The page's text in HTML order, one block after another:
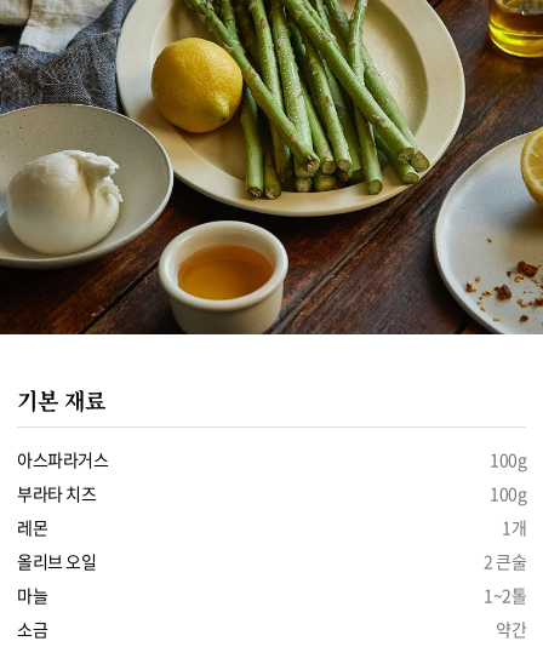
기본 재료
아스파라거스
100g
부라타 치즈
100g
레몬
1개
올리브 오일
2 큰술
마늘
1~2톨
소금
약간